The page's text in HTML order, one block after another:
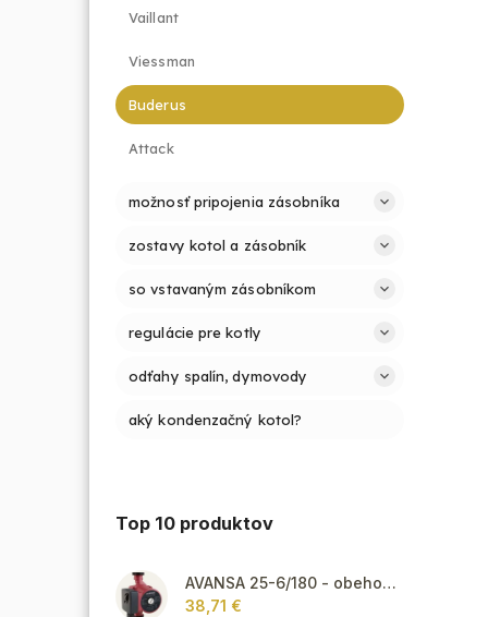
Vaillant
Viessman
Buderus
Attack
možnosť pripojenia zásobníka
zostavy kotol a zásobník
so vstavaným zásobníkom
regulácie pre kotly
odťahy spalín, dymovody
aký kondenzačný kotol?
Top 10 produktov
AVANSA 25-6/180 - obehové čerpadlo, pripojovací závit 6/4"
38,71 €